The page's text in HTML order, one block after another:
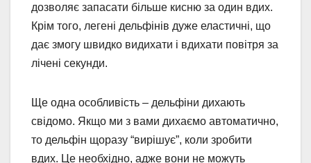
дозволяє запасати більше кисню за один вдих.
Крім того, легені дельфінів дуже еластичні, що
дає змогу швидко видихати і вдихати повітря за
лічені секунди.
Ще одна особливість – дельфіни дихають
свідомо. Якщо ми з вами дихаємо автоматично,
то дельфін щоразу “вирішує”, коли зробити
вдих. Це необхідно, адже вони не можуть